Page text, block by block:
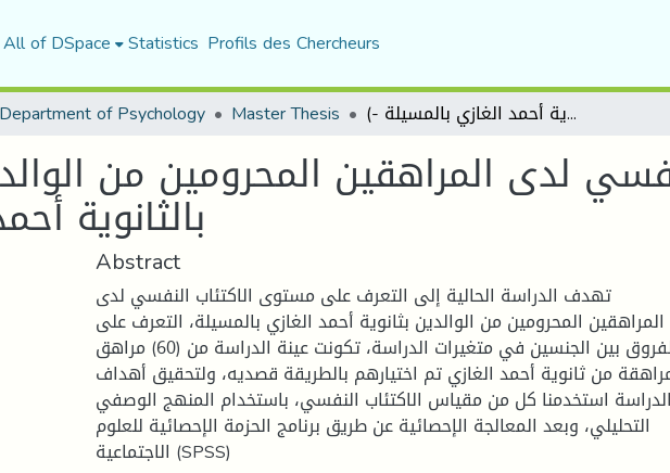
All of DSpace Statistics Profils des Chercheurs
Department of Psychology Master Thesis الاكتئاب النفسي لدى المراهقين المحرومين من الوالدين (- دراسة ميدانية بالثانوية أحمد الغازي بالمسيلة -)
لدى المراهقين المحرومين من
بالثانوية
Abstract
تهدف الدراسة الحالية إلى التعرف على مستوى الاكتئاب النفسي لدى
المراهقين المحرومين من الوالدين بثانوية أحمد الغازي بالمسيلة، التعرف على
الفروق بين الجنسين في متغيرات الدراسة، تكونت عينة الدراسة من (60) مراهق
من ثانوية أحمد الغازي تم اختيارهم بالطريقة قصديه، ولتحقيق أهداف
الدراسة استخدمنا كل من مقياس الاكتئاب النفسي، باستخدام المنهج الوصفي
التحليلي، وبعد المعالجة الإحصائية عن طريق برنامج الحزمة الإحصائية للعلوم
الاجتماعية (SPSS)